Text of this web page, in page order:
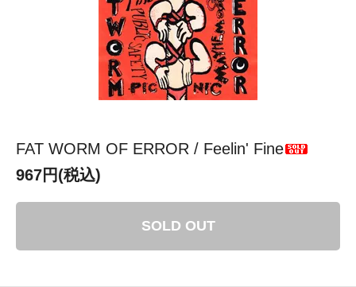
FAT WORM OF ERROR / Feelin' Fine
967円(税込)
SOLD OUT